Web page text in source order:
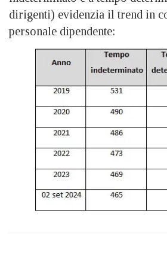
dirigenti) evidenzia il trend in
personale dipendente: